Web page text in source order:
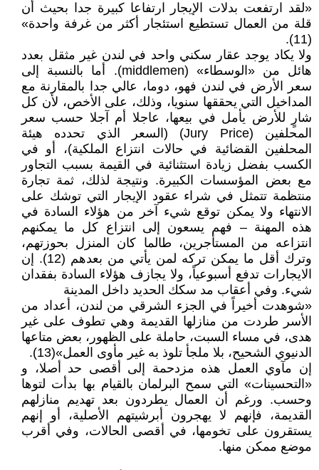
«لقد ارتفعت بدلات الإيجار ارتفاعا كبيرة جدا بحيث أن
قلة من العمال تستطيع استئجار أكثر من غرفة واحدة»
(11).
ولا يكاد يوجد عقار سكني واحد في لندن غير مثقل بعدد
هائل من «الوسطاء» (middlemen). أما بالنسبة إلى
سعر الأرض في لندن فهو، دوما، عالي جدا بالمقارنة مع
المداخيل التي يحققها سنويا، وذلك، على الأخص، لأن كل
شارٍ للأرض يأمل في بيعها، عاجلا أم آجلا حسب سعر
المحلفين (Jury Price) (السعر الذي تحدده هيئة
المحلفين القضائية في حالات انتزاع الملكية)، أو في
الكسب بفضل زيادة استثنائية في القيمة بسبب التجاور
مع بعض المؤسسات الكبيرة. ونتيجة لذلك، ثمة تجارة
منتظمة تتمثل في شراء عقود الإيجار التي توشك على
الانتهاء ولا يمكن توقع شيء آخر من هؤلاء السادة في
هذه المهنة – فهم يسعون إلى انتزاع كل ما يمكنهم
انتزاعه من المستأجرين، طالما كان المنزل بحوزتهم،
وترك أقل ما يمكن تركه لمن يأتي من بعدهم (12). إن
الايجارات تدفع أسبوعياً، ولا يجازف هؤلاء السادة بفقدان
شيء. وفي أعقاب مد سكك الحديد داخل المدينة
«شوهدت أخيراً في الجزء الشرقي من لندن، أعداد من
الأسر طردت من منازلها القديمة وهي تطوف على غير
هدى، في مساء السبت، حاملة على الظهور، بعض متاعها
الدنيوي الشحيح، بلا ملجأ تلوذ به غير مأوى العمل»(13).
إن مآوي العمل هذه مزدحمة إلى أقصى حد أصلا، و
«التحسينات» التي سمح البرلمان بالقيام بها بدأت لتوها
وحسب. ورغم أن العمال يطردون بعد تهدیم منازلهم
القديمة، فإنهم لا يهجرون أبرشيتهم الأصلية، أو إنهم
يستقرون على تخومها، في أقصى الحالات، وفي أقرب
موضع ممكن منها.